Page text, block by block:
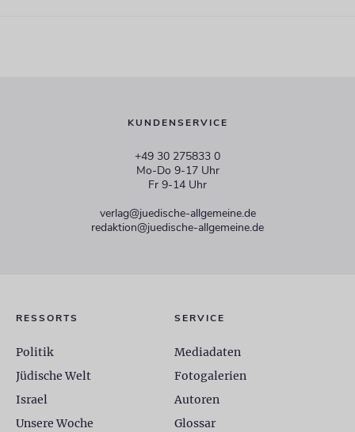
KUNDENSERVICE
+49 30 275833 0
Mo-Do 9-17 Uhr
Fr 9-14 Uhr
verlag@juedische-allgemeine.de
redaktion@juedische-allgemeine.de
RESSORTS
Politik
Jüdische Welt
Israel
Unsere Woche
SERVICE
Mediadaten
Fotogalerien
Autoren
Glossar